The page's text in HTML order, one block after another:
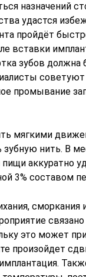
назначений
удастся
пройдёт
вставки
зубов должна
промывание
мягкими
нить. В
аккуратно
3% составом
сморкания
это может
произойдет